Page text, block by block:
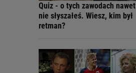
Quiz - o tych zawodach nawet
nie słyszałeś. Wiesz, kim był
retman?